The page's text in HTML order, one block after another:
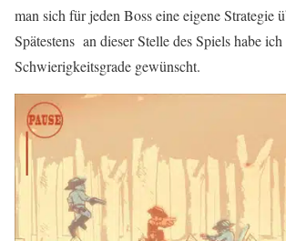
man sich für jeden Boss eine eigene Strategie
Spätestens an dieser Stelle des Spiels habe
Schwierigkeitsgrade gewünscht.